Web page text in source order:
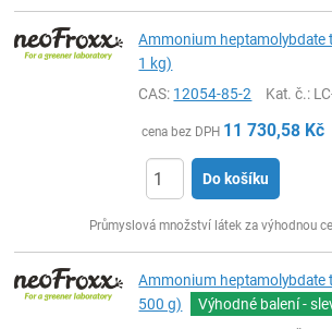
Ammonium heptamolybdate
1 kg)
CAS: 12054-85-2 Kat. č.:
cena bez DPH 11 730,58 Kč
Do košíku
Průmyslová množství látek za výhodnou
Ammonium heptamolybdate
500 g)
Výhodné balení -